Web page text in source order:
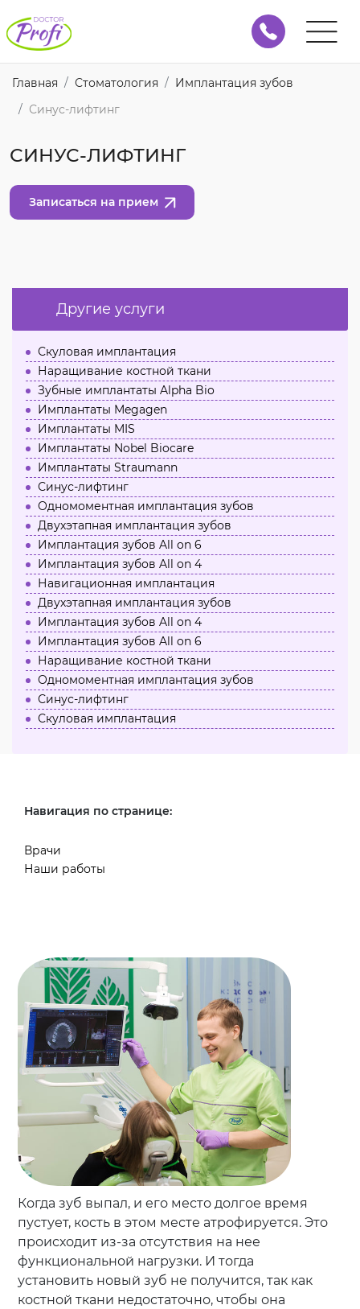
Главная Стоматология
Имплантация зубов
Синус-лифтинг
СИНУС-ЛИФТИНГ
Записаться на прием
Когда зуб выпал, и его место долгое время
пустует, кость в этом месте атрофируется. Это
происходит из-за отсутствия на нее
функциональной нагрузки. И тогда
установить новый зуб не получится, так как
костной ткани недостаточно, чтобы она
Навигация по странице:
Врачи
Наши работы
Другие услуги
Скуловая имплантация
Наращивание костной ткани
Зубные имплантаты Alpha Bio
Имплантаты Megagen
Имплантаты MIS
Имплантаты Nobel Biocare
Имплантаты Straumann
Синус-лифтинг
Одномоментная имплантация зубов
Двухэтапная имплантация зубов
Имплантация зубов All on 6
Имплантация зубов All on 4
Навигационная имплантация
Двухэтапная имплантация зубов
Имплантация зубов All on 4
Имплантация зубов All on 6
Наращивание костной ткани
Одномоментная имплантация зубов
Синус-лифтинг
Скуловая имплантация